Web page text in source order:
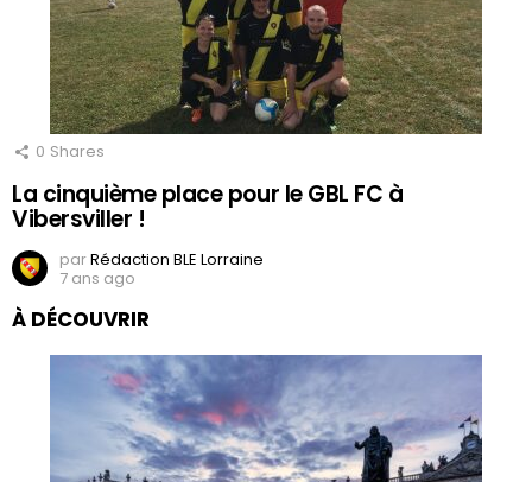
0 Shares
La cinquième place pour le GBL FC à
Vibersviller !
parRédaction BLE Lorraine
7 ans ago
À DÉCOUVRIR